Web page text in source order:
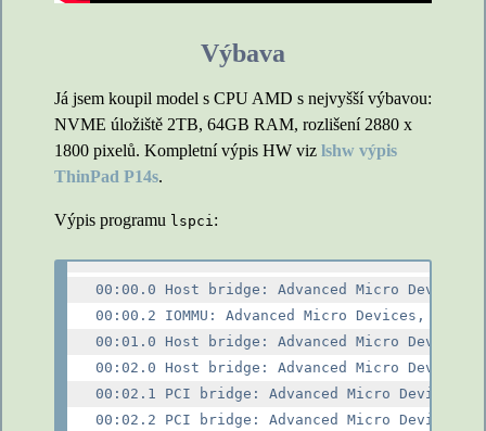
Výbava
Já jsem koupil model s CPU AMD s nejvyšší výbavou:
NVME úložiště 2TB, 64GB RAM, rozlišení 2880 x
1800 pixelů. Kompletní výpis HW viz lshw výpis
ThinPad P14s.
Výpis programu lspci :
00:00.0 Host bridge: Advanced Micro Devices,
00:00.2 IOMMU: Advanced Micro Devices, Inc.
00:01.0 Host bridge: Advanced Micro Devices,
00:02.0 Host bridge: Advanced Micro Devices,
00:02.1 PCI bridge: Advanced Micro Devices,
00:02.2 PCI bridge: Advanced Micro Devices,